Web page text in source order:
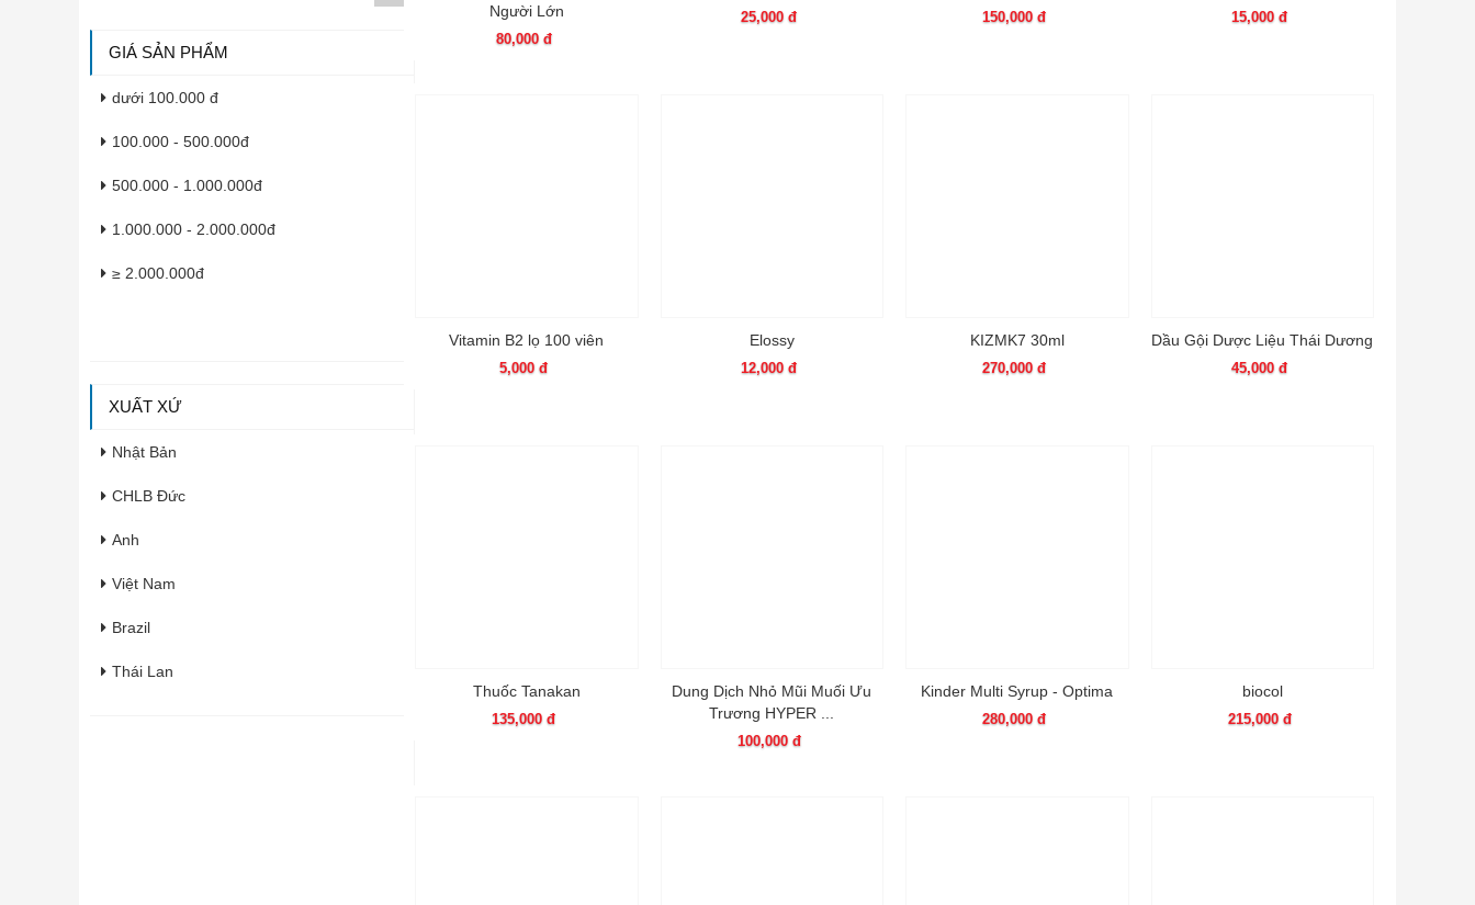
GIÁ SẢN PHẨM
dưới 100.000 đ
100.000 - 500.000đ
500.000 - 1.000.000đ
1.000.000 - 2.000.000đ
≥ 2.000.000đ
XUẤT XỨ
Nhật Bản
CHLB Đức
Anh
Việt Nam
Brazil
Thái Lan
Người Lớn
80,000 đ
25,000 đ 150,000 đ 15,000 đ
Vitamin B2 lọ 100 viên
5,000 đ
Elossy
12,000 đ
KIZMK7 30ml
270,000 đ
Dầu Gội Dược Liệu Thái Dương
45,000 đ
Thuốc Tanakan
135,000 đ
Dung Dịch Nhỏ Mũi Muối Ưu
Trương HYPER ...
100,000 đ
Kinder Multi Syrup - Optima
280,000 đ
biocol
215,000 đ